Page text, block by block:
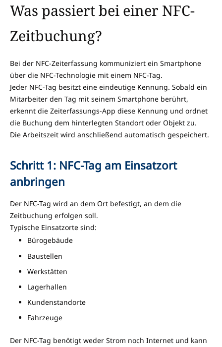
Was passiert bei einer NFC-
Zeitbuchung?
Bei der NFC-Zeiterfassung kommuniziert ein Smartphone
über die NFC-Technologie mit einem NFC-Tag.
Jeder NFC-Tag besitzt eine eindeutige Kennung. Sobald ein
Mitarbeiter den Tag mit seinem Smartphone berührt,
erkennt die Zeiterfassungs-App diese Kennung und ordnet
die Buchung dem hinterlegten Standort oder Objekt zu.
Die Arbeitszeit wird anschließend automatisch gespeichert.
Schritt 1: NFC-Tag am Einsatzort
anbringen
Der NFC-Tag wird an dem Ort befestigt, an dem die
Zeitbuchung erfolgen soll.
Typische Einsatzorte sind:
Bürogebäude
Baustellen
Werkstätten
Lagerhallen
Kundenstandorte
Fahrzeuge
Der NFC-Tag benötigt weder Strom noch Internet und kann